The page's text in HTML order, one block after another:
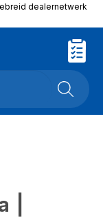
dealernetwerk
|